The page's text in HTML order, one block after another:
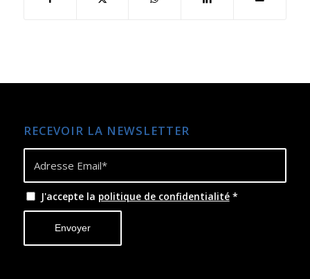
RECEVOIR LA NEWSLETTER
J'accepte la politique de confidentialité *